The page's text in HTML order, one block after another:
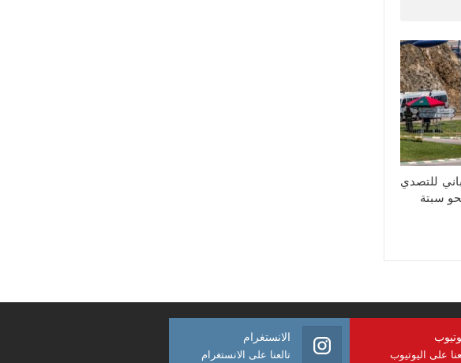
للتصدي
سبتة
على اليوتيوب
الانستغرام
تالعنا على الانستغرام